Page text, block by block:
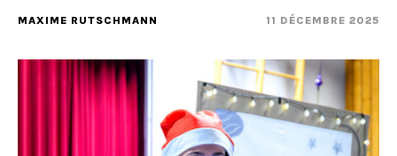
MAXIME RUTSCHMANN 11 DÉCEMBRE 2025